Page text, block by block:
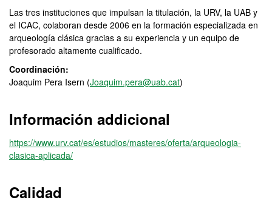
Las tres instituciones que impulsan la titulación, la URV, la UAB y
el ICAC, colaboran desde 2006 en la formación especializada en
arqueología clásica gracias a su experiencia y un equipo de
profesorado altamente cualificado.
Coordinación:
Joaquim Pera Isern (Joaquim.pera@uab.cat)
Información addicional
https://www.urv.cat/es/estudios/masteres/oferta/arqueologia-
clasica-aplicada/
Calidad